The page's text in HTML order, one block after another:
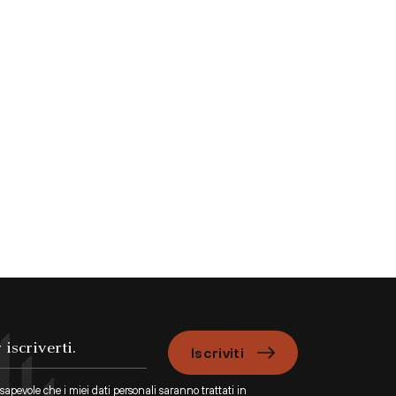
Iscriviti
che i miei dati personali saranno trattati in